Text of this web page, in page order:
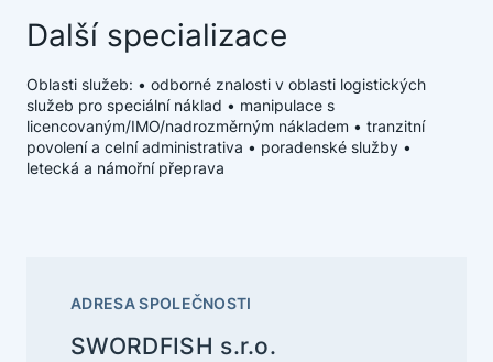
Další specializace
Oblasti služeb: • odborné znalosti v oblasti logistických
služeb pro speciální náklad • manipulace s
licencovaným/IMO/nadrozměrným nákladem • tranzitní
povolení a celní administrativa • poradenské služby •
letecká a námořní přeprava
ADRESA SPOLEČNOSTI
SWORDFISH s.r.o.